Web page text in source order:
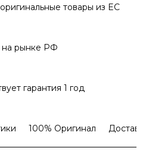
товары из EC
на рынке РФ
гарантия 1 год
100% Оригинал